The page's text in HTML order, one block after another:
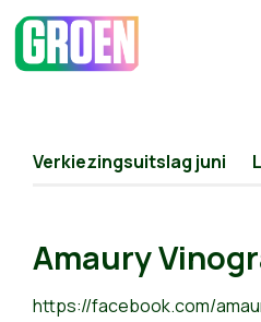
Verkiezingsuitslag juni
Amaury
https://facebook.com/